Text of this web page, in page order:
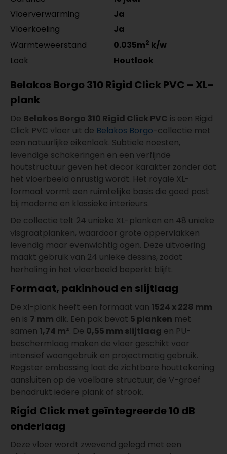
Vloerverwarming
Ja
Vloerkoeling
Ja
Warmteweerstand
0.035m2 k/w
Look
Houtlook
Belakos Borgo 310 Rigid Click PVC – XL-
plank
De Belakos Borgo 310 Rigid Click PVC is een Rigid
Click PVC vloer uit de Belakos Borgo-collectie met
een natuurlijke eikenlook. Subtiele noesten,
levendige schakeringen en een verfijnde
houtstructuur geven het decor karakter zonder dat
het vloerbeeld onrustig wordt. Het royale XL-
formaat vormt een ruimtelijke basis die goed past
bij moderne en klassieke interieurs.
De collectie telt 24 unieke XL-planken en 48 unieke
visgraatplanken, waardoor grote oppervlakken
levendig maar evenwichtig ogen. Deze uitvoering
maakt gebruik van 24 unieke dessins, zodat
herhaling in het vloerbeeld beperkt blijft.
Formaat, pakinhoud en slijtlaag
De xl-plank heeft een formaat van 1524 x 228 mm
en is 7 mm dik. Een pak bevat 5 planken met
samen 1,74 m². De 0,55 mm slijtlaag en PU-
beschermlaag maken de vloer geschikt voor
intensief woongebruik en projectmatig gebruik.
Register embossing laat de zichtbare houttekening
aansluiten op de voelbare structuur; de V-groef
benadrukt iedere plank of strook.
Rigid Click met geïntegreerde 10 dB
onderlaag
Deze vloer wordt zwevend gelegd met een